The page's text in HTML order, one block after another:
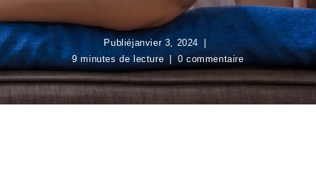
Publiéjanvier 3, 2024
9 minutes de lecture
0 commentaire